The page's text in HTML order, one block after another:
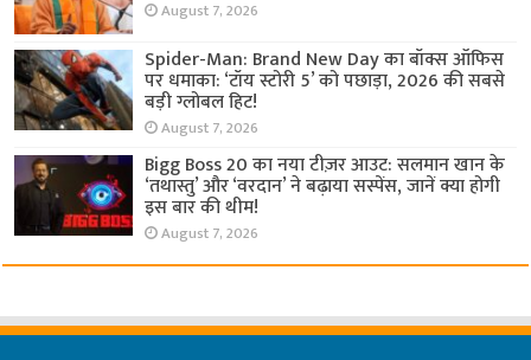
August 7, 2026
Spider-Man: Brand New Day का बॉक्स ऑफिस
पर धमाका: ‘टॉय स्टोरी 5’ को पछाड़ा, 2026 की सबसे
बड़ी ग्लोबल हिट!
August 7, 2026
Bigg Boss 20 का नया टीज़र आउट: सलमान खान के
‘तथास्तु’ और ‘वरदान’ ने बढ़ाया सस्पेंस, जानें क्या होगी
इस बार की थीम!
August 7, 2026